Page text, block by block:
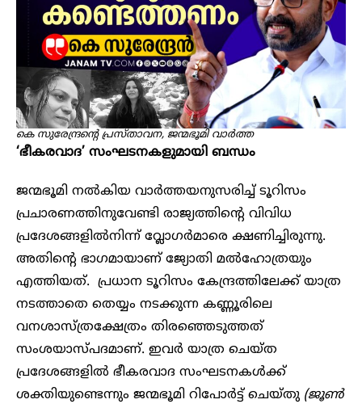
കെ സുരേന്ദ്രന്റെ പ്രസ്താവന, ജന്മഭൂമി വാർത്ത
‘ഭീകരവാദ’ സംഘടനകളുമായി ബന്ധം
ജന്മഭൂമി നൽകിയ വാർത്തയനുസരിച്ച് ടൂറിസം
പ്രചാരണത്തിനുവേണ്ടി രാജ്യത്തിന്റെ വിവിധ
പ്രദേശങ്ങളിൽനിന്ന് വ്ലോഗർമാരെ ക്ഷണിച്ചിരുന്നു.
അതിന്റെ ഭാഗമായാണ് ജ്യോതി മൽഹോത്രയും
എത്തിയത്. പ്രധാന ടൂറിസം കേന്ദ്രത്തിലേക്ക് യാത്ര
നടത്താതെ തെയ്യം നടക്കുന്ന കണ്ണൂരിലെ
വനശാസ്ത്രക്ഷേത്രം തിരഞ്ഞെടുത്തത്
സംശയാസ്പദമാണ്. ഇവർ യാത്ര ചെയ്ത
പ്രദേശങ്ങളിൽ ഭീകരവാദ സംഘടനകൾക്ക്
ശക്തിയുണ്ടെന്നും ജന്മഭൂമി റിപോർട്ട്‌ ചെയ്തു (ജൂൺ